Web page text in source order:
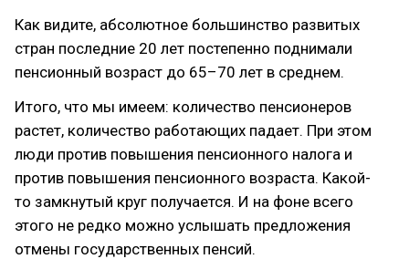
Как видите, абсолютное большинство развитых
стран последние 20 лет постепенно поднимали
пенсионный возраст до 65–70 лет в среднем.
Итого, что мы имеем: количество пенсионеров
растет, количество работающих падает. При этом
люди против повышения пенсионного налога и
против повышения пенсионного возраста. Какой-
то замкнутый круг получается. И на фоне всего
этого не редко можно услышать предложения
отмены государственных пенсий.